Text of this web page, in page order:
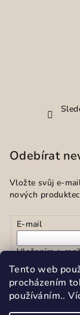
Tento web
procházením
používáním..
Odebírat
Vložte svůj e-
nových
E-mail
Vložením e-
osobních údajů
Přihlásit se